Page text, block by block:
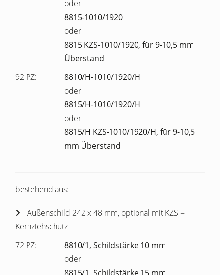
oder
8815-1010/1920
oder
8815 KZS-1010/1920, für 9-10,5 mm
Überstand
92 PZ:
8810/H-1010/1920/H
oder
8815/H-1010/1920/H
oder
8815/H KZS-1010/1920/H, für 9-10,5
mm Überstand
bestehend aus:
Außenschild 242 x 48 mm, optional mit KZS =
Kernziehschutz
72 PZ:
8810/1, Schildstärke 10 mm
oder
8815/1, Schildstärke 15 mm